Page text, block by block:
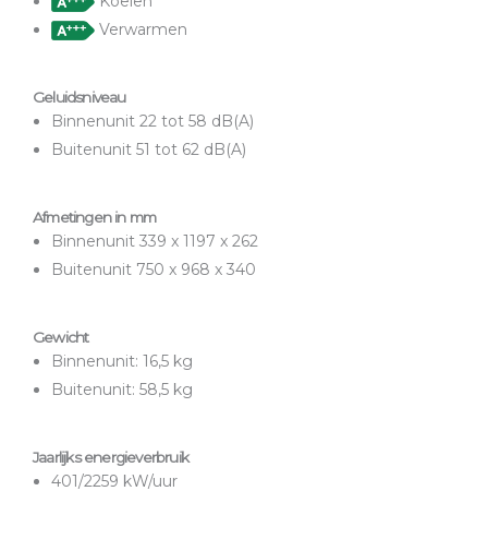
Verwarmen
Geluidsniveau
Binnenunit 22 tot 58 dB(A)
Buitenunit 51 tot 62 dB(A)
Afmetingen in mm
Binnenunit 339 x 1197 x 262
Buitenunit 750 x 968 x 340
Gewicht
Binnenunit: 16,5 kg
Buitenunit: 58,5 kg
Jaarlijks energieverbruik
401/2259 kW/uur